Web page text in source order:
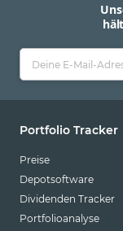
Portfolio Tracker
Preise
Depotsoftware
Dividenden Tracker
Portfolioanalyse